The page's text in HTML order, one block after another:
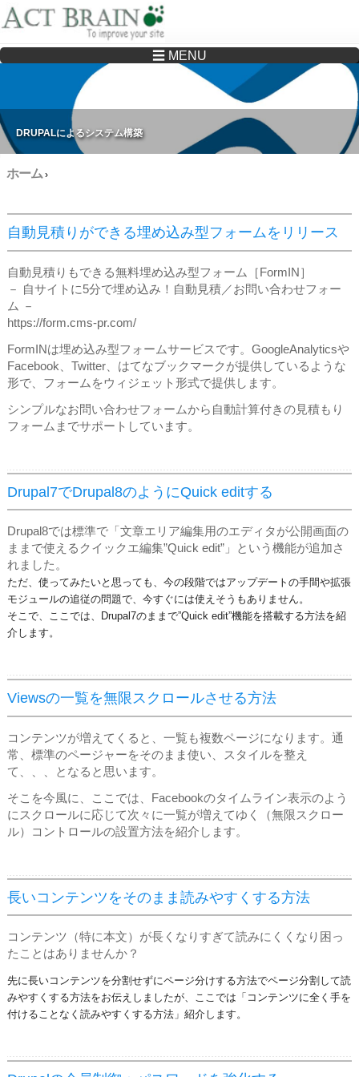
Drupalサイトの制作・保守をどこに頼んでいいか分からない方へ…まずはご相談く
☰ MENU
DRUPALによるシステム構築
ホーム›
自動見積りができる埋め込み型フォームをリリース
自動見積りもできる無料埋め込み型フォーム［FormIN］
－ 自サイトに5分で埋め込み！自動見積／お問い合わせフォー
ム －
https://form.cms-pr.com/
FormINは埋め込み型フォームサービスです。GoogleAnalyticsや
Facebook、Twitter、はてなブックマークが提供しているような
形で、フォームをウィジェット形式で提供します。
シンプルなお問い合わせフォームから自動計算付きの見積もり
フォームまでサポートしています。
Drupal7でDrupal8のようにQuick editする
Drupal8では標準で「文章エリア編集用のエディタが公開画面の
ままで使えるクイックエ編集”Quick edit”」という機能が追加さ
れました。
ただ、使ってみたいと思っても、今の段階ではアップデートの手間や拡張
モジュールの追従の問題で、今すぐには使えそうもありません。
そこで、ここでは、Drupal7のままで”Quick edit”機能を搭載する方法を紹
介します。
Viewsの一覧を無限スクロールさせる方法
コンテンツが増えてくると、一覧も複数ページになります。通
常、標準のページャーをそのまま使い、スタイルを整え
て、、、となると思います。
そこを今風に、ここでは、Facebookのタイムライン表示のよう
にスクロールに応じて次々に一覧が増えてゆく（無限スクロー
ル）コントロールの設置方法を紹介します。
長いコンテンツをそのまま読みやすくする方法
コンテンツ（特に本文）が長くなりすぎて読みにくくなり困っ
たことはありませんか？
先に長いコンテンツを分割せずにページ分けする方法でページ分割して読
みやすくする方法をお伝えしましたが、ここでは「コンテンツに全く手を
付けることなく読みやすくする方法」紹介します。